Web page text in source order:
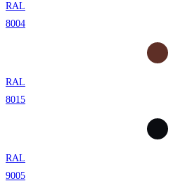
RAL
8004
RAL
8015
RAL
9005